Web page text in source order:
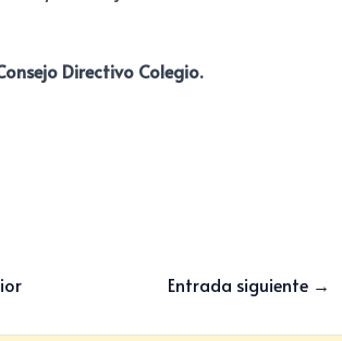
Directivo Colegio.
Entrada siguiente →